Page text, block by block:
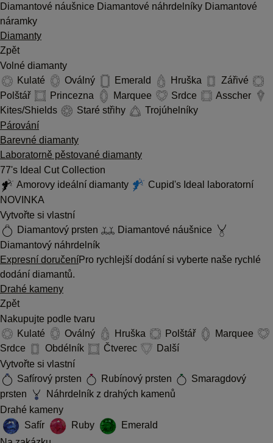
Diamantové náušnice Diamantové náhrdelníky Diamantové
náramky
Diamanty
Zpět
Volné diamanty
Kulaté
Oválný Emerald Hruška
Zářivé
Polštář
Princezna Marquee Srdce
Asscher
Kites/Shields
Staré střihy
Trojúhelníky
Párování
Barevné diamanty
Laboratorně pěstované diamanty
77's Ideal Cut Collection
Amorovy ideální diamanty
Cupid's Ideal laboratorní
NOVINKA
Vytvořte si vlastní
Diamantový prsten
Diamantové náušnice
Diamantový náhrdelník
Expresní doručeníPro rychlejší dodání si vyberte naše rychlé
dodání diamantů.
Drahé kameny
Zpět
Nakupujte podle tvaru
Kulaté
Oválný Hruška Polštář
Marquee
Srdce
Obdélník Čtverec
Další
Vytvořte si vlastní
Safírový prsten
Rubínový prsten
Smaragdový
prsten
Náhrdelník z drahých kamenů
Drahé kameny
Safír
Ruby
Emerald